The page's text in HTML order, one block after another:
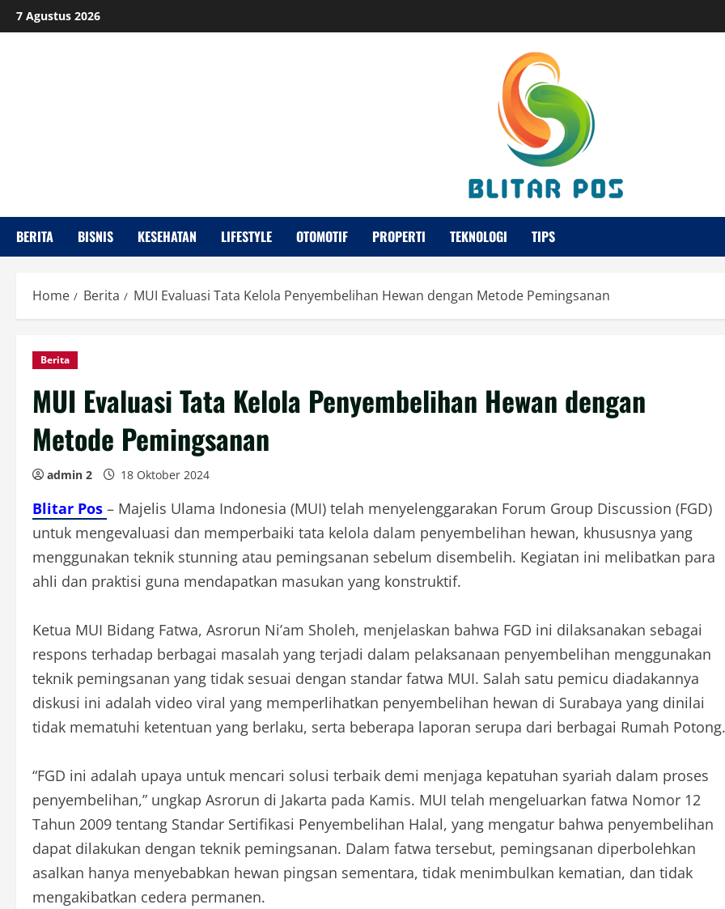
Skip
to
7 Agustus 2026
BERITA BISNIS KESEHATAN LIFESTYLE OTOMOTIF PROPERTI TEKNOLOGI TIPS
Home Berita MUI Evaluasi Tata Kelola Penyembelihan Hewan dengan Metode Pemingsanan
Berita
MUI Evaluasi Tata Kelola Penyembelihan Hewan dengan
Metode Pemingsanan
admin 2 18 Oktober 2024
Blitar Pos – Majelis Ulama Indonesia (MUI) telah menyelenggarakan Forum Group Discussion (FGD)
untuk mengevaluasi dan memperbaiki tata kelola dalam penyembelihan hewan, khususnya yang
menggunakan teknik stunning atau pemingsanan sebelum disembelih. Kegiatan ini melibatkan para
ahli dan praktisi guna mendapatkan masukan yang konstruktif.
Ketua MUI Bidang Fatwa, Asrorun Ni’am Sholeh, menjelaskan bahwa FGD ini dilaksanakan sebagai
respons terhadap berbagai masalah yang terjadi dalam pelaksanaan penyembelihan menggunakan
teknik pemingsanan yang tidak sesuai dengan standar fatwa MUI. Salah satu pemicu diadakannya
diskusi ini adalah video viral yang memperlihatkan penyembelihan hewan di Surabaya yang dinilai
tidak mematuhi ketentuan yang berlaku, serta beberapa laporan serupa dari berbagai Rumah Potong.
“FGD ini adalah upaya untuk mencari solusi terbaik demi menjaga kepatuhan syariah dalam proses
penyembelihan,” ungkap Asrorun di Jakarta pada Kamis. MUI telah mengeluarkan fatwa Nomor 12
Tahun 2009 tentang Standar Sertifikasi Penyembelihan Halal, yang mengatur bahwa penyembelihan
dapat dilakukan dengan teknik pemingsanan. Dalam fatwa tersebut, pemingsanan diperbolehkan
asalkan hanya menyebabkan hewan pingsan sementara, tidak menimbulkan kematian, dan tidak
mengakibatkan cedera permanen.